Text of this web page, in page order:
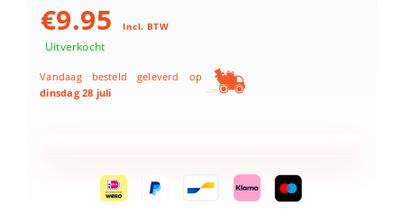
€9.95 Incl. BTW
Uitverkocht
Vandaag besteld geleverd op
dinsdag 28 juli